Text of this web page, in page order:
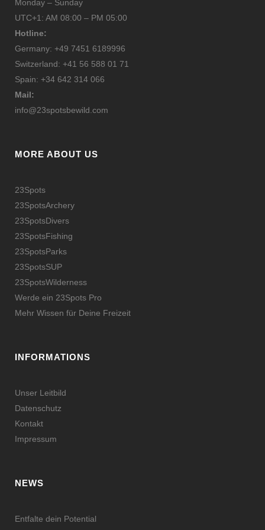
Produktseite
Monday – Sunday
UTC+1: AM 08:00 – PM 05:00
Hotline:
Germany: +49 7451 6189996
Switzerland: +41 56 588 01 71
Spain: +34 642 314 066
Mail:
info@23spotsbewild.com
MORE ABOUT US
23Spots
23SpotsArchery
23SpotsDivers
23SpotsFishing
23SpotsParks
23SpotsSUP
23SpotsWilderness
Werde ein 23Spots Pro
Mehr Wissen für Deine Freizeit
INFORMATIONS
Unser Leitbild
Datenschutz
Kontakt
Impressum
NEWS
Entfalte dein Potential